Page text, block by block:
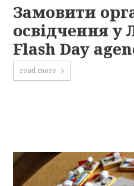
Замовити
освідчення у
Flash Day
read more